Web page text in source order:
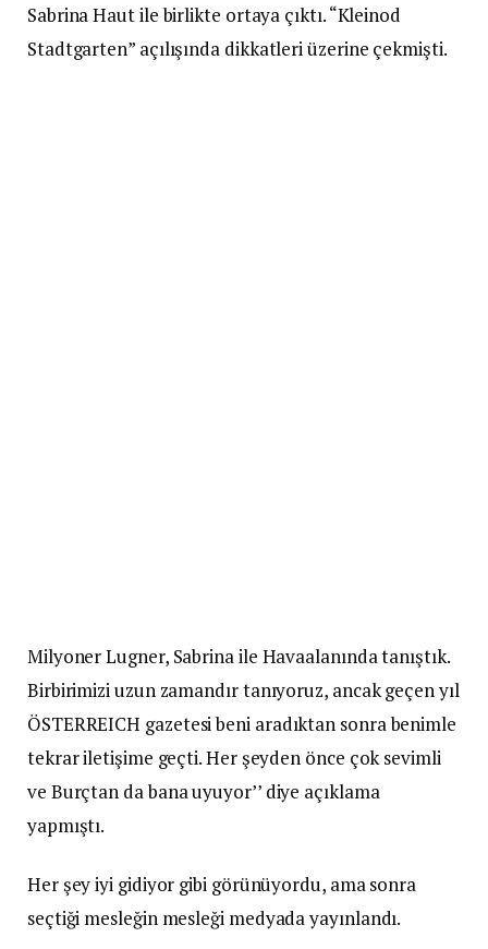
Sabrina Haut ile birlikte ortaya çıktı. “Kleinod
Stadtgarten” açılışında dikkatleri üzerine çekmişti.
Milyoner Lugner, Sabrina ile Havaalanında tanıştık.
Birbirimizi uzun zamandır tanıyoruz, ancak geçen yıl
ÖSTERREICH gazetesi beni aradıktan sonra benimle
tekrar iletişime geçti. Her şeyden önce çok sevimli
ve Burçtan da bana uyuyor’’ diye açıklama
yapmıştı.
Her şey iyi gidiyor gibi görünüyordu, ama sonra
seçtiği mesleğin mesleği medyada yayınlandı.